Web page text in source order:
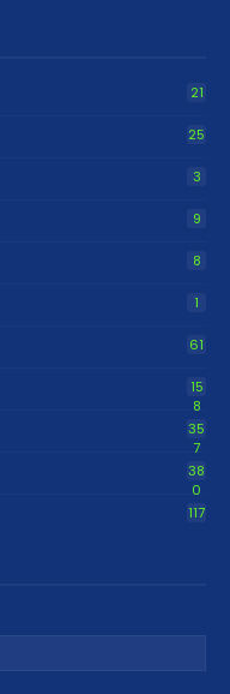
21
25
3
9
8
1
61
15
8
35
7
38
0
117